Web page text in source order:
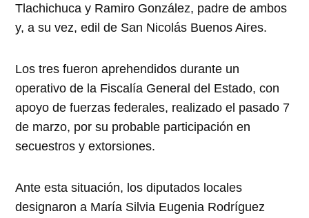
Tlachichuca y Ramiro González, padre de ambos
y, a su vez, edil de San Nicolás Buenos Aires.
Los tres fueron aprehendidos durante un
operativo de la Fiscalía General del Estado, con
apoyo de fuerzas federales, realizado el pasado 7
de marzo, por su probable participación en
secuestros y extorsiones.
Ante esta situación, los diputados locales
designaron a María Silvia Eugenia Rodríguez